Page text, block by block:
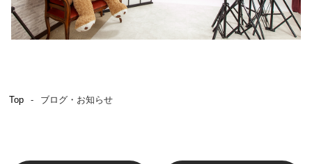
お宮参り・七五三
マタニティ・ベビーフォト
成⼈式
Top ブログ・お知らせ